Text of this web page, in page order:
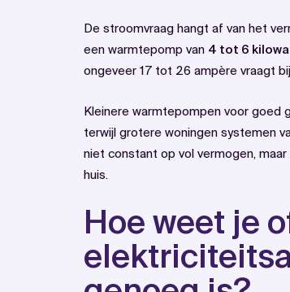
De stroomvraag hangt af van het
een warmtepomp van 4 tot 6
ongeveer 17 tot 26 ampère vraagt
Kleinere warmtepompen voor goed
terwijl grotere woningen systemen
niet constant op vol vermogen,
huis.
Hoe weet je